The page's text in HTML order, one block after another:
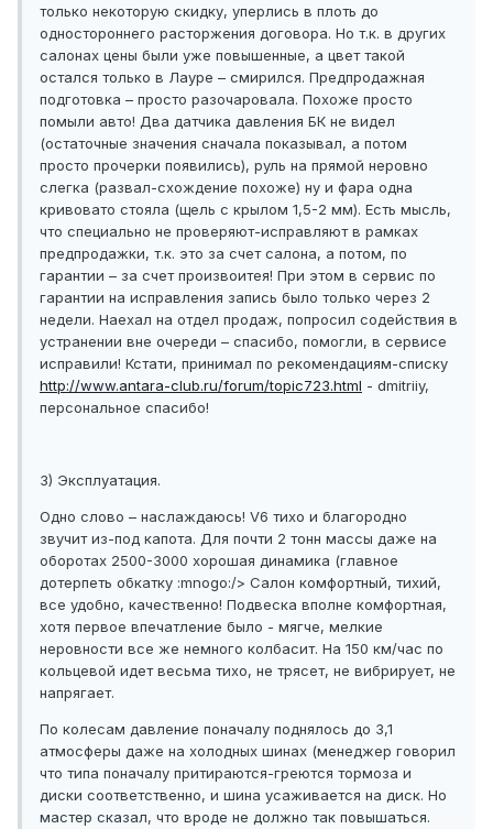
только некоторую скидку, уперлись в плоть до
одностороннего расторжения договора. Но т.к. в других
салонах цены были уже повышенные, а цвет такой
остался только в Лауре – смирился. Предпродажная
подготовка – просто разочаровала. Похоже просто
помыли авто! Два датчика давления БК не видел
(остаточные значения сначала показывал, а потом
просто прочерки появились), руль на прямой неровно
слегка (развал-схождение похоже) ну и фара одна
кривовато стояла (щель с крылом 1,5-2 мм). Есть мысль,
что специально не проверяют-исправляют в рамках
предпродажки, т.к. это за счет салона, а потом, по
гарантии – за счет произвоитея! При этом в сервис по
гарантии на исправления запись было только через 2
недели. Наехал на отдел продаж, попросил содействия в
устранении вне очереди – спасибо, помогли, в сервисе
исправили! Кстати, принимал по рекомендациям-списку
http://www.antara-club.ru/forum/topic723.html - dmitriiy,
персональное спасибо!
3) Эксплуатация.
Одно слово – наслаждаюсь! V6 тихо и благородно
звучит из-под капота. Для почти 2 тонн массы даже на
оборотах 2500-3000 хорошая динамика (главное
дотерпеть обкатку :mnogo:/> Салон комфортный, тихий,
все удобно, качественно! Подвеска вполне комфортная,
хотя первое впечатление было - мягче, мелкие
неровности все же немного колбасит. На 150 км/час по
кольцевой идет весьма тихо, не трясет, не вибрирует, не
напрягает.
По колесам давление поначалу поднялось до 3,1
атмосферы даже на холодных шинах (менеджер говорил
что типа поначалу притираются-греются тормоза и
диски соответственно, и шина усаживается на диск. Но
мастер сказал, что вроде не должно так повышаться.